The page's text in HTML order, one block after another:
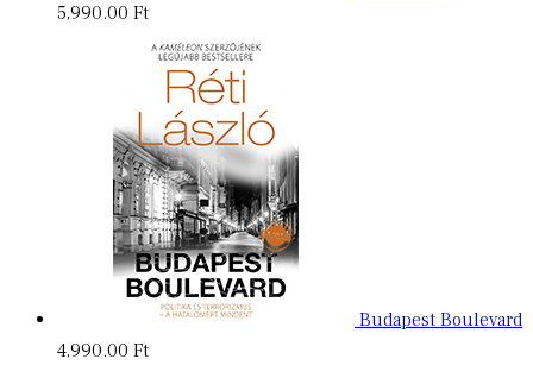
5,990.00 Ft
Budapest Boulevard
4,990.00 Ft